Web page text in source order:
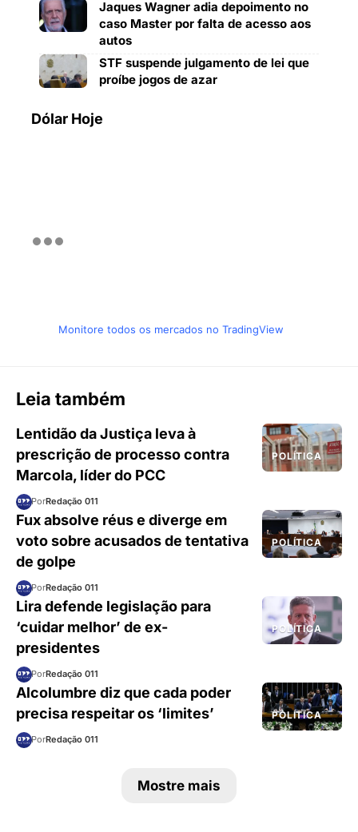
Jaques Wagner adia depoimento no
caso Master por falta de acesso aos
autos
STF suspende julgamento de lei que
proíbe jogos de azar
Dólar Hoje
Monitore todos os mercados no TradingView
Leia também
POLÍTICA
Lentidão da Justiça leva à
prescrição de processo contra
Marcola, líder do PCC
PorRedação 011
POLÍTICA
Fux absolve réus e diverge em
voto sobre acusados de tentativa
de golpe
PorRedação 011
POLÍTICA
Lira defende legislação para
‘cuidar melhor’ de ex-
presidentes
PorRedação 011
POLÍTICA
Alcolumbre diz que cada poder
precisa respeitar os ‘limites’
PorRedação 011
Mostre mais